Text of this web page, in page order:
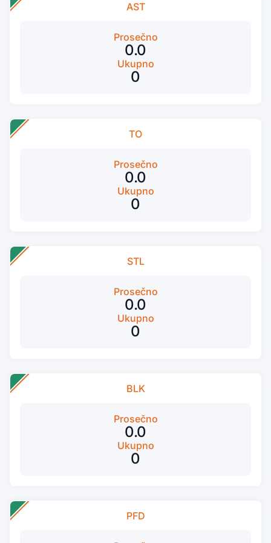
AST
Prosečno
0.0
Ukupno
0
TO
Prosečno
0.0
Ukupno
0
STL
Prosečno
0.0
Ukupno
0
BLK
Prosečno
0.0
Ukupno
0
PFD